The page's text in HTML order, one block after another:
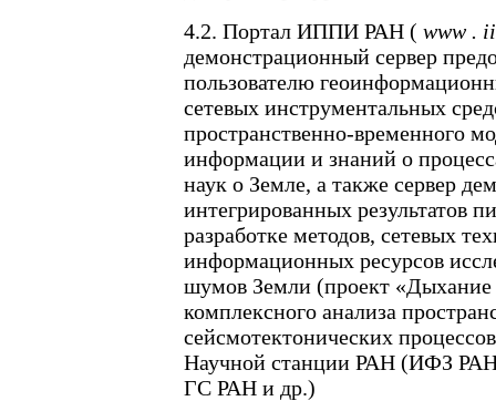
4.2. Портал ИППИ РАН ( www .
демонстрационный сервер
пользователю
сетевых инструментальных
пространственно-временного
информации и знаний о
наук о Земле, а также сервер
интегрированных результатов
разработке методов, сетевых
информационных ресурсов
шумов Земли (проект «Дыхание
комплексного анализа
сейсмотектонических
Научной станции РАН (ИФЗ
ГС РАН и др.)